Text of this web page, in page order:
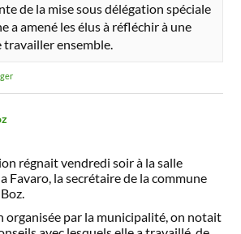
de la mise sous délégation spéciale
a amené les élus à réfléchir à une
travailler ensemble.
régnait vendredi soir à la salle
Favaro, la secrétaire de la commune
organisée par la municipalité, on notait